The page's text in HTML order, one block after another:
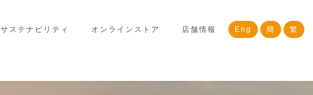
サステナビリティ オンラインストア 店舗情報 Eng 簡 繁